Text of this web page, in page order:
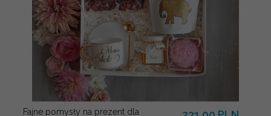
Fajne pomysły na prezent dla